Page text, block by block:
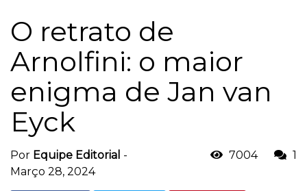
O retrato de
Arnolfini: o maior
enigma de Jan van
Eyck
Por Equipe Editorial -
Março 28, 2024
7004 1